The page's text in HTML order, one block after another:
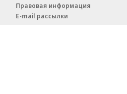
Правовая информация
E-mail рассылки